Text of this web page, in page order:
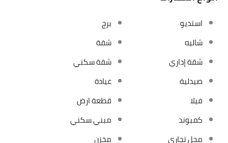
استديو
برج
شاليه
شقة
شقة إداري
شقة سكني
صيدلية
عيادة
فيلا
قطعة ارض
كمبوند
مبني سكني
محل تجاري
مخزن